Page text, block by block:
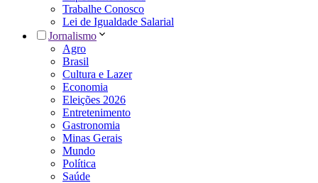
Trabalhe Conosco
Lei de Igualdade Salarial
Jornalismo
Agro
Brasil
Cultura e Lazer
Economia
Eleições 2026
Entretenimento
Gastronomia
Minas Gerais
Mundo
Política
Saúde